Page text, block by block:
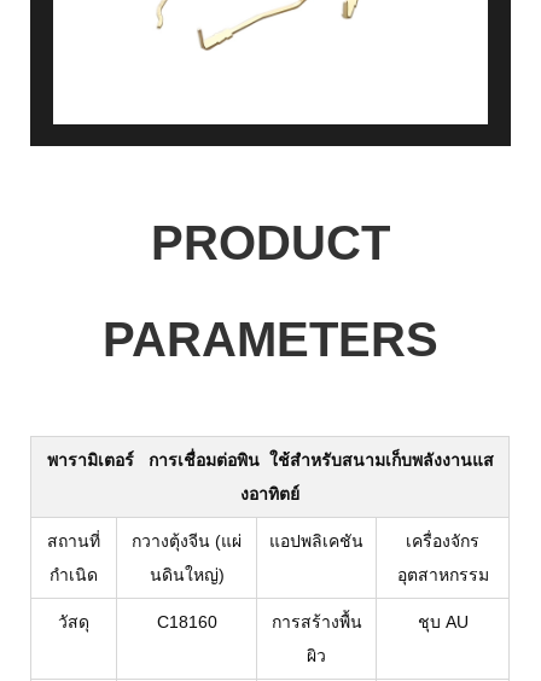
PRODUCT
PARAMETERS
พารามิเตอร์
การเชื่อมต่อพิน ใช้สำหรับสนามเก็บพลังงานแส
งอาทิตย์
สถานที่
กำเนิด
กวางตุ้งจีน (แผ่
นดินใหญ่)
แอปพลิเคชัน
เครื่องจักร
อุตสาหกรรม
วัสดุ C18160
การสร้างพื้น
ผิว
ชุบ AU